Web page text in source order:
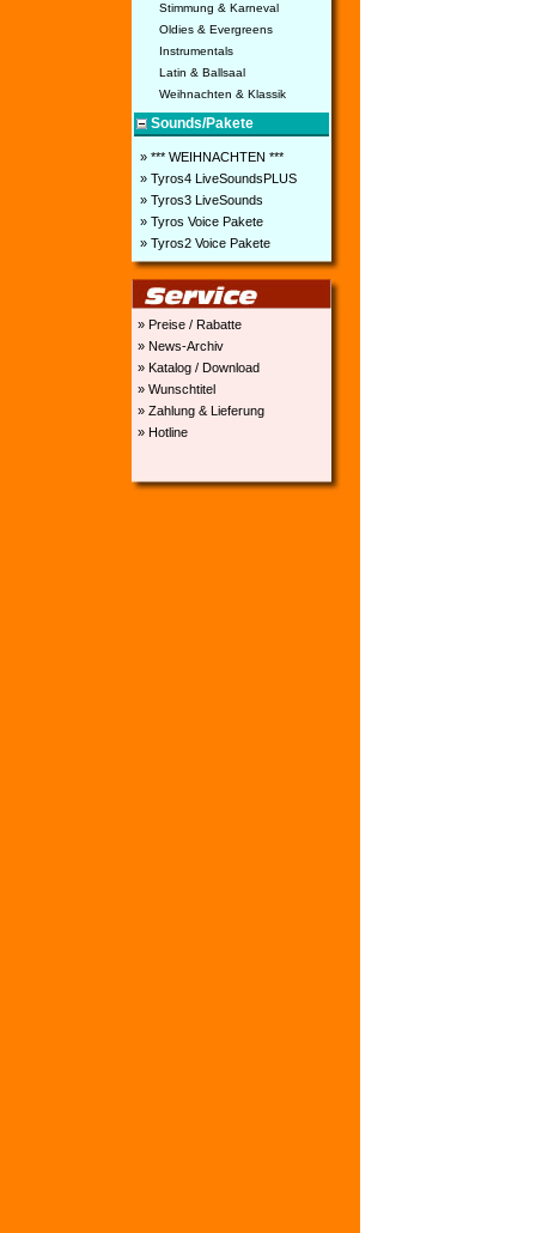
Stimmung & Karneval
Oldies & Evergreens
Instrumentals
Latin & Ballsaal
Weihnachten & Klassik
Sounds/Pakete
» *** WEIHNACHTEN ***
» Tyros4 LiveSoundsPLUS
» Tyros3 LiveSounds
» Tyros Voice Pakete
» Tyros2 Voice Pakete
» Preise / Rabatte
» News-Archiv
» Katalog / Download
» Wunschtitel
» Zahlung & Lieferung
» Hotline